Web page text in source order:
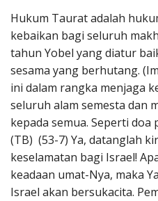
Hukum Taurat adalah
kebaikan bagi seluruh
tahun Yobel yang diatur
sesama yang berhutang.
ini dalam rangka menjaga
seluruh alam semesta dan
kepada semua. Seperti doa
(TB) (53-7) Ya, datanglah
keselamatan bagi Israel!
keadaan umat-Nya, maka
Israel akan bersukacita.